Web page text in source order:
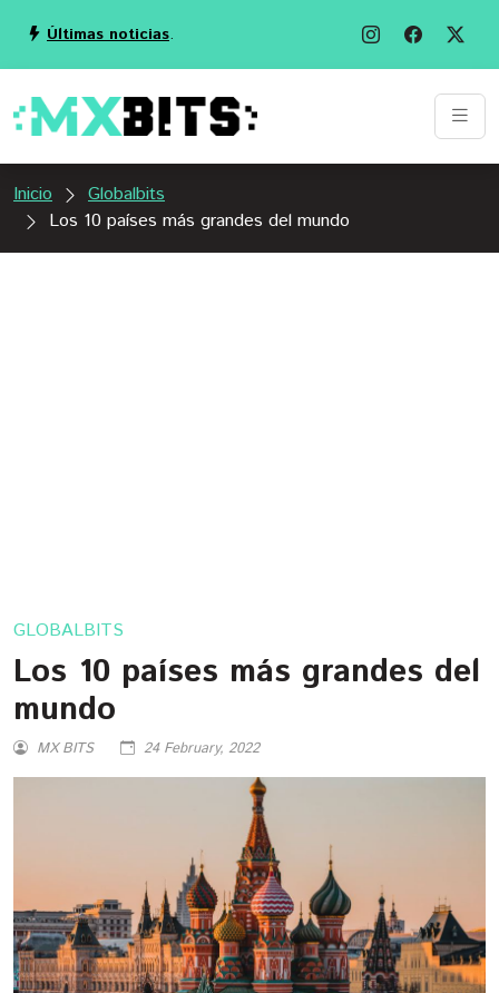
Últimas noticias.
Inicio
Globalbits
Los 10 países más grandes del mundo
GLOBALBITS
Los 10 países más grandes del
mundo
MX BITS 24 February, 2022